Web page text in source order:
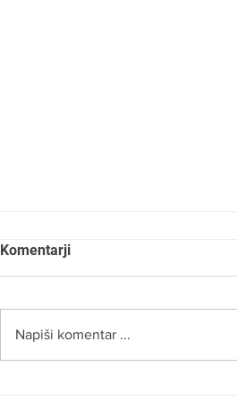
Komentarji
Napiši komentar ...